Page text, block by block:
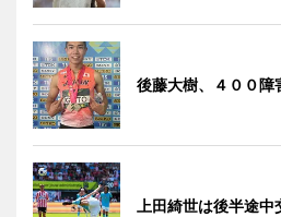
後藤大樹、４００障
上田綺世は後半途